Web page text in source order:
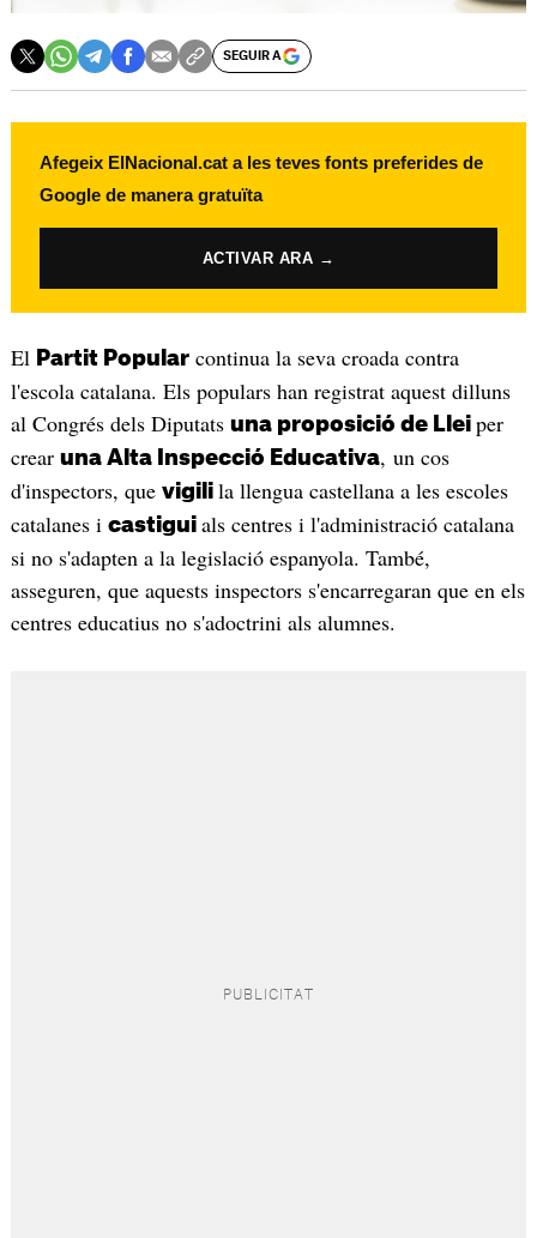
SEGUIR A
Afegeix ElNacional.cat a les teves fonts preferides de
Google de manera gratuïta
ACTIVAR ARA →
El Partit Popularcontinua la seva croada contra
l'escola catalana. Els populars han registrat aquest dilluns
al Congrés dels Diputats una proposició de Llei per
crear una Alta Inspecció Educativa, un cos
d'inspectors, que vigili la llengua castellana a les escoles
catalanes i castigui als centres i l'administració catalana
si no s'adapten a la legislació espanyola. També,
asseguren, que aquests inspectors s'encarregaran que en els
centres educatius no s'adoctrini als alumnes.